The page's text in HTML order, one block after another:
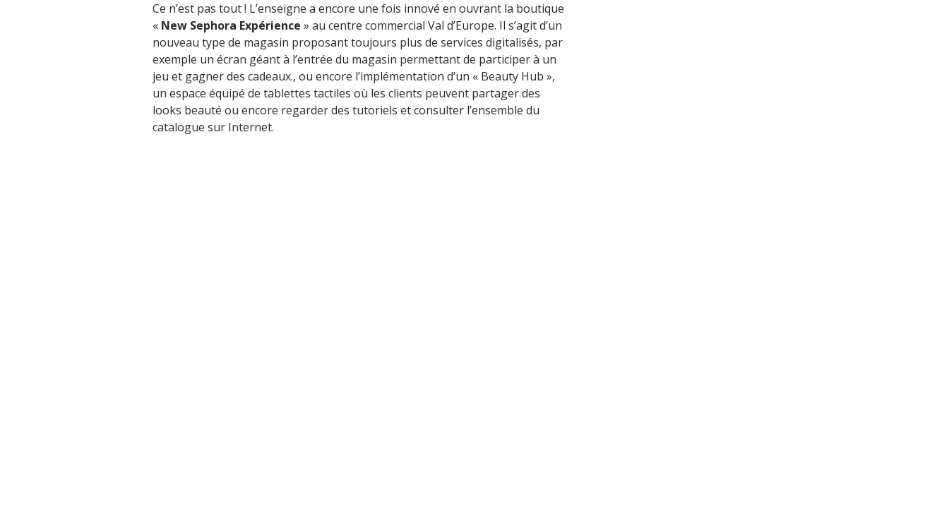
Ce n’est pas tout ! L’enseigne a encore une fois innové en ouvrant la boutique
« New Sephora Expérience » au centre commercial Val d’Europe. Il s’agit d’un
nouveau type de magasin proposant toujours plus de services digitalisés, par
exemple un écran géant à l’entrée du magasin permettant de participer à un
jeu et gagner des cadeaux., ou encore l’implémentation d’un « Beauty Hub »,
un espace équipé de tablettes tactiles où les clients peuvent partager des
looks beauté ou encore regarder des tutoriels et consulter l’ensemble du
catalogue sur Internet.